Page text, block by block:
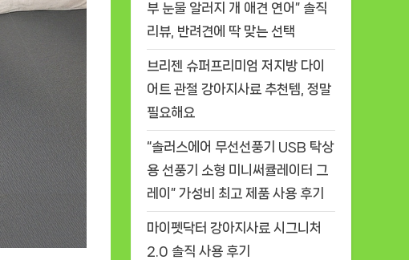
부 눈물 알러지 개 애견 연어” 솔직
리뷰, 반려견에 딱 맞는 선택
브리젠 슈퍼프리미엄 저지방 다이
어트 관절 강아지사료 추천템, 정말
필요해요
“솔러스에어 무선선풍기 USB 탁상
용 선풍기 소형 미니써큘레이터 그
레이” 가성비 최고 제품 사용 후기
마이펫닥터 강아지사료 시그니처
2.0 솔직 사용 후기